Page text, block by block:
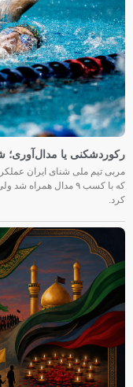
رکوردشکنی یا مدال‌آوری؛
مربی تیم ملی شنای ایران
که با کسب ۹ مدال
کرد.